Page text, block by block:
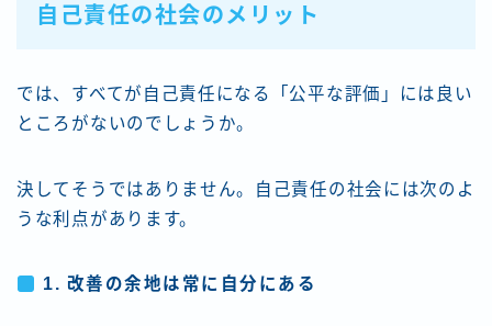
自己責任の社会のメリット
では、すべてが自己責任になる「公平な評価」には良い
ところがないのでしょうか。
決してそうではありません。自己責任の社会には次のよ
うな利点があります。
1. 改善の余地は常に自分にある